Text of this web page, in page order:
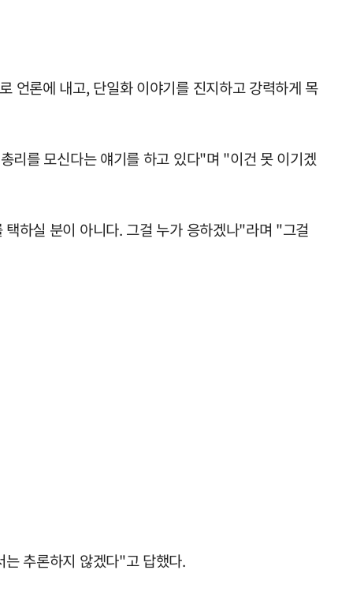
언론에 내고, 단일화 이야기를 진지하고 강력하게 목
리를 모신다는 얘기를 하고 있다"며 "이건 못 이기겠
하실 분이 아니다. 그걸 누가 응하겠나"라며 "그걸
추론하지 않겠다"고 답했다.